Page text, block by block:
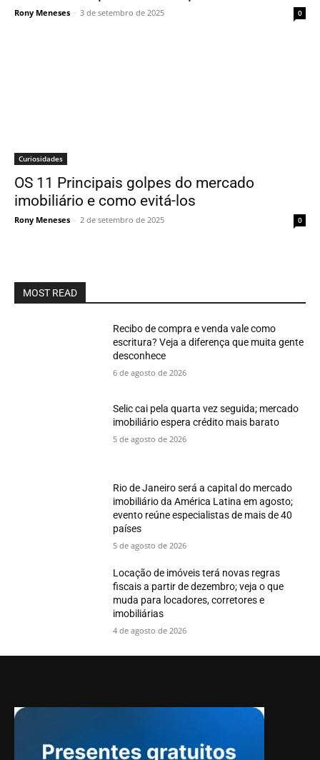
Rony Meneses - 3 de setembro de 2025 0
Curiosidades
OS 11 Principais golpes do mercado
imobiliário e como evitá-los
Rony Meneses - 2 de setembro de 2025 0
MOST READ
Recibo de compra e venda vale como
escritura? Veja a diferença que muita gente
desconhece
6 de agosto de 2026
Selic cai pela quarta vez seguida; mercado
imobiliário espera crédito mais barato
5 de agosto de 2026
Rio de Janeiro será a capital do mercado
imobiliário da América Latina em agosto;
evento reúne especialistas de mais de 40
países
5 de agosto de 2026
Locação de imóveis terá novas regras
fiscais a partir de dezembro; veja o que
muda para locadores, corretores e
imobiliárias
4 de agosto de 2026